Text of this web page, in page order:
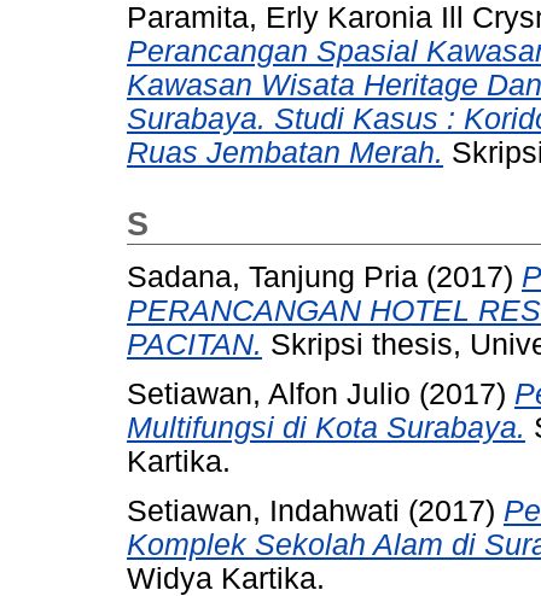
Paramita, Erly Karonia Ill
Perancangan Spasial
Kawasan Wisata Heritage
Surabaya. Studi Kasus :
Ruas Jembatan Merah.
S
Sadana, Tanjung Pria (2017)
PERANCANGAN HOTEL
PACITAN. Skripsi thesis,
Setiawan, Alfon Julio (2017)
Multifungsi di Kota Surabaya.
Kartika.
Setiawan, Indahwati (2017)
Komplek Sekolah Alam di
Widya Kartika.